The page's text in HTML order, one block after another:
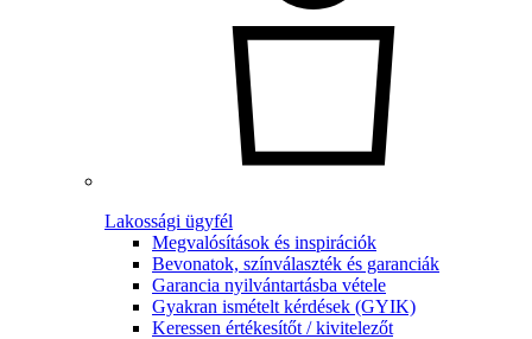
Lakossági ügyfél
Megvalósítások és inspirációk
Bevonatok, színválaszték és garanciák
Garancia nyilvántartásba vétele
Gyakran ismételt kérdések (GYIK)
Keressen értékesítőt / kivitelezőt